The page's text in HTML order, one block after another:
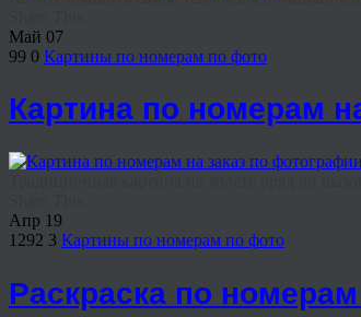
Май 07
99 0 Картины по номерам по фото
Картина по номерам
Апр 19
1292 3 Картины по номерам по фото
Раскраска по